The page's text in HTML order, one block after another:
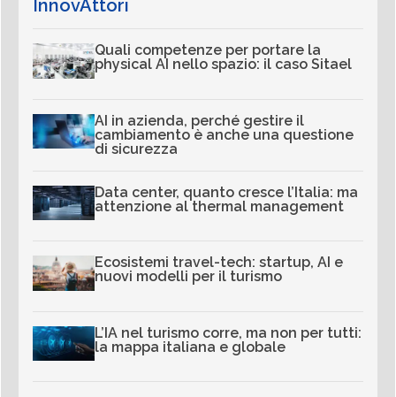
InnovAttori
Quali competenze per portare la
physical AI nello spazio: il caso Sitael
AI in azienda, perché gestire il
cambiamento è anche una questione
di sicurezza
Data center, quanto cresce l’Italia: ma
attenzione al thermal management
Ecosistemi travel-tech: startup, AI e
nuovi modelli per il turismo
L’IA nel turismo corre, ma non per tutti:
la mappa italiana e globale